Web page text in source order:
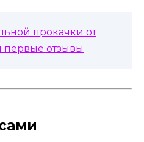
прокачки от
отзывы